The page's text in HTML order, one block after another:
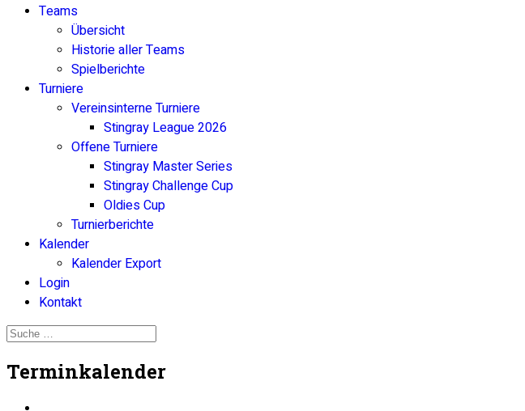
Teams
Übersicht
Historie aller Teams
Spielberichte
Turniere
Vereinsinterne Turniere
Stingray League 2026
Offene Turniere
Stingray Master Series
Stingray Challenge Cup
Oldies Cup
Turnierberichte
Kalender
Kalender Export
Login
Kontakt
Terminkalender